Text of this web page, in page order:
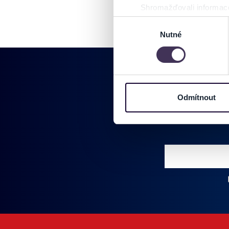
Shromažďovali
Identifikovali vaše
Zjistěte více o tom, jak
můžete kdykoliv změnit
informace o vašem zařízení
osobní údaje. Získané
můžete kdykoliv změnit v
Nutné
Odmítnout
Pridajte sa do
Zadajte svoju e-mailovú adresu, na ktorú vám budeme